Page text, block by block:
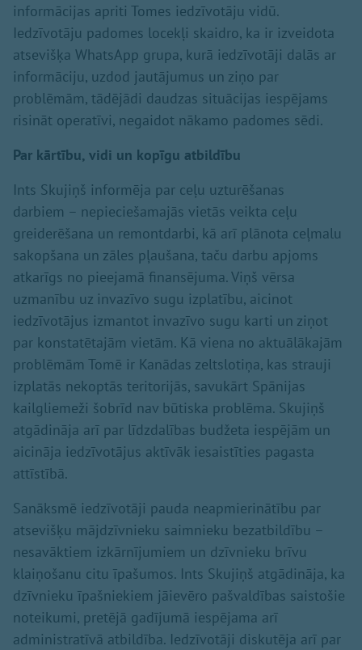
informācijas apriti Tomes iedzīvotāju vidū.
Iedzīvotāju padomes locekļi skaidro, ka ir izveidota
atsevišķa WhatsApp grupa, kurā iedzīvotāji dalās ar
informāciju, uzdod jautājumus un ziņo par
problēmām, tādējādi daudzas situācijas iespējams
risināt operatīvi, negaidot nākamo padomes sēdi.
Par kārtību, vidi un kopīgu atbildību
Ints Skujiņš informēja par ceļu uzturēšanas
darbiem – nepieciešamajās vietās veikta ceļu
greiderēšana un remontdarbi, kā arī plānota ceļmalu
sakopšana un zāles pļaušana, taču darbu apjoms
atkarīgs no pieejamā finansējuma. Viņš vērsa
uzmanību uz invazīvo sugu izplatību, aicinot
iedzīvotājus izmantot invazīvo sugu karti un ziņot
par konstatētajām vietām. Kā viena no aktuālākajām
problēmām Tomē ir Kanādas zeltslotiņa, kas strauji
izplatās nekoptās teritorijās, savukārt Spānijas
kailgliemeži šobrīd nav būtiska problēma. Skujiņš
atgādināja arī par līdzdalības budžeta iespējām un
aicināja iedzīvotājus aktīvāk iesaistīties pagasta
attīstībā.
Sanāksmē iedzīvotāji pauda neapmierinātību par
atsevišķu mājdzīvnieku saimnieku bezatbildību –
nesavāktiem izkārnījumiem un dzīvnieku brīvu
klaiņošanu citu īpašumos. Ints Skujiņš atgādināja, ka
dzīvnieku īpašniekiem jāievēro pašvaldības saistošie
noteikumi, pretējā gadījumā iespējama arī
administratīvā atbildība. Iedzīvotāji diskutēja arī par